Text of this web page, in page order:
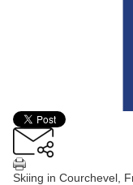
Skiing in Courchevel,